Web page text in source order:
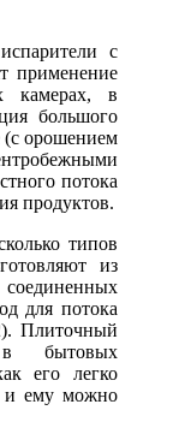
с
применение
камерах, в
большого
(с орошением
потока
продуктов.
типов
из
для потока
Плиточный
в бытовых
его легко
и ему можно